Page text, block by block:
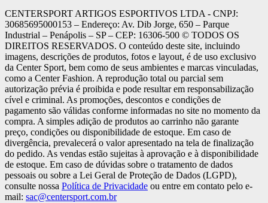
CENTERSPORT ARTIGOS ESPORTIVOS LTDA - CNPJ:
30685695000153 – Endereço: Av. Dib Jorge, 650 – Parque
Industrial – Penápolis – SP – CEP: 16306-500 ©️ TODOS OS
DIREITOS RESERVADOS. O conteúdo deste site, incluindo
imagens, descrições de produtos, fotos e layout, é de uso exclusivo
da Center Sport, bem como de seus ambientes e marcas vinculadas,
como a Center Fashion. A reprodução total ou parcial sem
autorização prévia é proibida e pode resultar em responsabilização
cível e criminal. As promoções, descontos e condições de
pagamento são válidas conforme informadas no site no momento da
compra. A simples adição de produtos ao carrinho não garante
preço, condições ou disponibilidade de estoque. Em caso de
divergência, prevalecerá o valor apresentado na tela de finalização
do pedido. As vendas estão sujeitas à aprovação e à disponibilidade
de estoque. Em caso de dúvidas sobre o tratamento de dados
pessoais ou sobre a Lei Geral de Proteção de Dados (LGPD),
consulte nossa Política de Privacidade ou entre em contato pelo e-
mail: sac@centersport.com.br